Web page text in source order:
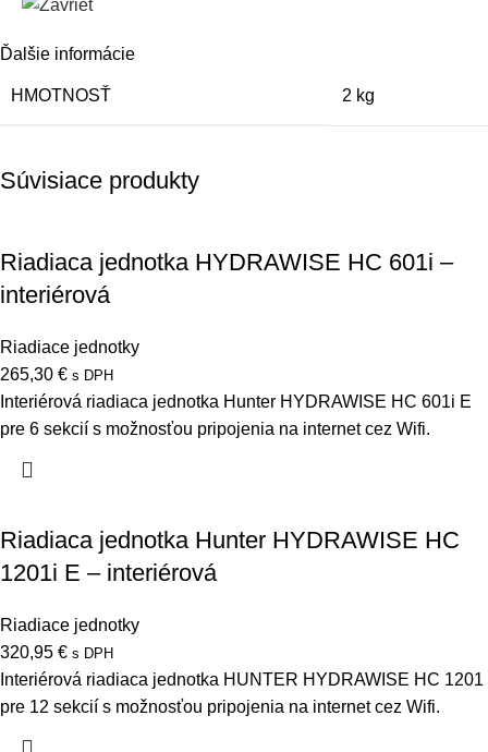
Ďalšie informácie
HMOTNOSŤ 2 kg
Súvisiace produkty
Riadiaca jednotka HYDRAWISE HC 601i –
interiérová
Riadiace jednotky
265,30 € s DPH
Interiérová riadiaca jednotka Hunter HYDRAWISE HC 601i E
pre 6 sekcií s možnosťou pripojenia na internet cez Wifi.
Riadiaca jednotka Hunter HYDRAWISE HC
1201i E – interiérová
Riadiace jednotky
320,95 € s DPH
Interiérová riadiaca jednotka HUNTER HYDRAWISE HC 1201
pre 12 sekcií s možnosťou pripojenia na internet cez Wifi.